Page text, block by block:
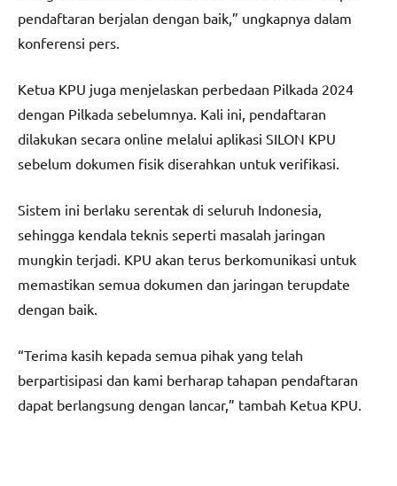
pendaftaran berjalan dengan baik,” ungkapnya dalam
konferensi pers.
Ketua KPU juga menjelaskan perbedaan Pilkada 2024
dengan Pilkada sebelumnya. Kali ini, pendaftaran
dilakukan secara online melalui aplikasi SILON KPU
sebelum dokumen fisik diserahkan untuk verifikasi.
Sistem ini berlaku serentak di seluruh Indonesia,
sehingga kendala teknis seperti masalah jaringan
mungkin terjadi. KPU akan terus berkomunikasi untuk
memastikan semua dokumen dan jaringan terupdate
dengan baik.
“Terima kasih kepada semua pihak yang telah
berpartisipasi dan kami berharap tahapan pendaftaran
dapat berlangsung dengan lancar,” tambah Ketua KPU.